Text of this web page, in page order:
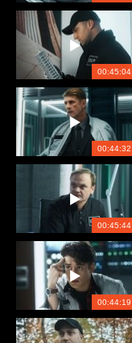
00:45:04
00:44:32
00:45:44
00:44:19